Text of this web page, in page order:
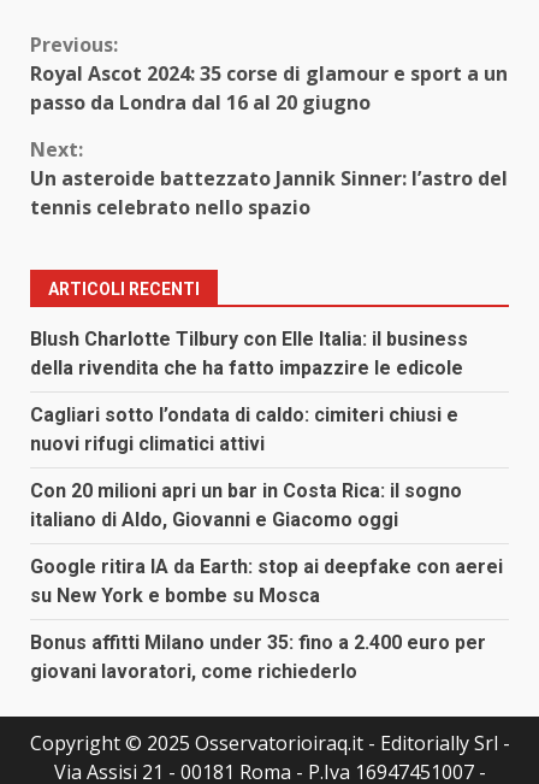
Continue
Reading
Previous:
Royal Ascot 2024: 35 corse di glamour e sport a un
passo da Londra dal 16 al 20 giugno
Next:
Un asteroide battezzato Jannik Sinner: l’astro del
tennis celebrato nello spazio
ARTICOLI RECENTI
Blush Charlotte Tilbury con Elle Italia: il business
della rivendita che ha fatto impazzire le edicole
Cagliari sotto l’ondata di caldo: cimiteri chiusi e
nuovi rifugi climatici attivi
Con 20 milioni apri un bar in Costa Rica: il sogno
italiano di Aldo, Giovanni e Giacomo oggi
Google ritira IA da Earth: stop ai deepfake con aerei
su New York e bombe su Mosca
Bonus affitti Milano under 35: fino a 2.400 euro per
giovani lavoratori, come richiederlo
Copyright © 2025 Osservatorioiraq.it - Editorially Srl -
Via Assisi 21 - 00181 Roma - P.Iva 16947451007 -